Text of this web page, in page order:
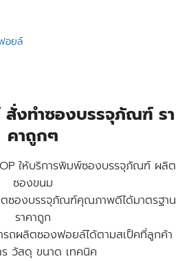
อยล์
งทำซองบรรจุภัณฑ์ รา
คาถูกๆ
ให้บริการพิมพ์ซองบรรจุภัณฑ์ ผลิต
ซองขนม
องบรรจุภัณฑ์คุณภาพดีได้มาตรฐาน
ราคาถูก
รถผลิตซองฟอยล์ได้ตามสเป็คที่ลูกค้า
วัสดุ ขนาด เทคนิค